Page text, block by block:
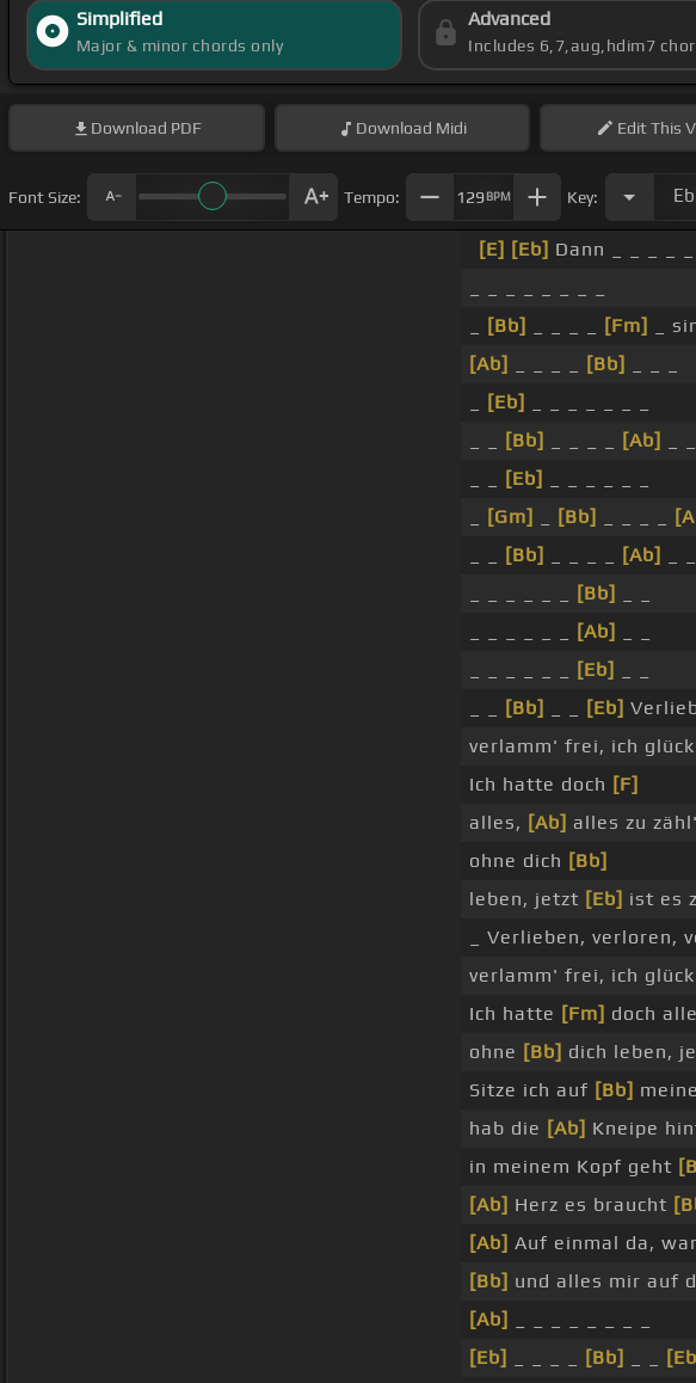
Simplified
Major & minor chords only
Advanced
Includes 6,7,aug,hdim7
Download PDF Download Midi EditThis
Font Size: Tempo: 129 BPM Key: Eb
[E] [Eb] Dann _ _ _ _ _
[Bb] [Fm]
_
[Ab]
[Bb]
[Eb]
[Bb] [Ab]
[Eb]
[Gm] [Bb]
[Bb] [Ab]
[Bb]
[Ab]
[Eb]
[Bb] [Eb]
verlamm' frei, ich
Ich hatte doch [F]
alles, [Ab] alles zu
ohne dich [Bb]
leben, jetzt [Eb] ist es
_ Verlieben, verloren,
verlamm' frei, ich
Ich hatte [Fm] doch
ohne [Bb] dich leben,
Sitze ich auf [Bb]
hab die [Ab] Kneipe
in meinem Kopf geht
[Ab] Herz es braucht
[Ab] Auf einmal da,
[Bb] und alles mir auf
[Ab]
[Eb]
[Bb]